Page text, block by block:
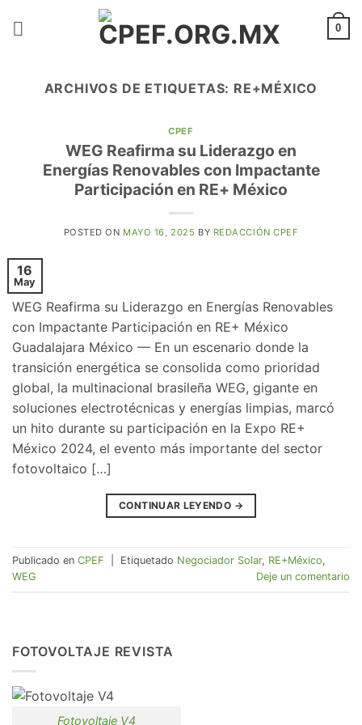
0
ARCHIVOS DE ETIQUETAS: RE+MÉXICO
CPEF
WEG Reafirma su Liderazgo en
Energías Renovables con Impactante
Participación en RE+ México
POSTED ON MAYO 16, 2025 BY REDACCIÓN CPEF
16
May
WEG Reafirma su Liderazgo en Energías Renovables
con Impactante Participación en RE+ México
Guadalajara México — En un escenario donde la
transición energética se consolida como prioridad
global, la multinacional brasileña WEG, gigante en
soluciones electrotécnicas y energías limpias, marcó
un hito durante su participación en la Expo RE+
México 2024, el evento más importante del sector
fotovoltaico […]
CONTINUAR LEYENDO →
Publicado en CPEF Etiquetado Negociador Solar, RE+México,
WEG
Deje un comentario
FOTOVOLTAJE REVISTA
Fotovoltaje V4